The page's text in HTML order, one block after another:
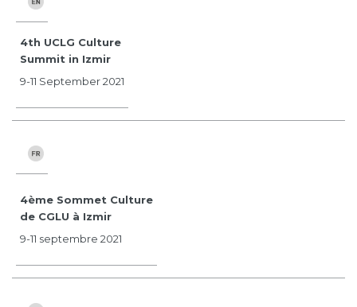
4th UCLG Culture
Summit in Izmir
9-11 September 2021
4ème Sommet Culture
de CGLU à Izmir
9-11 septembre 2021